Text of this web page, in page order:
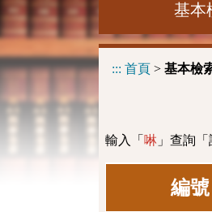
基本
::: 首頁 > 基本檢
輸入「 啉 」查詢
編號